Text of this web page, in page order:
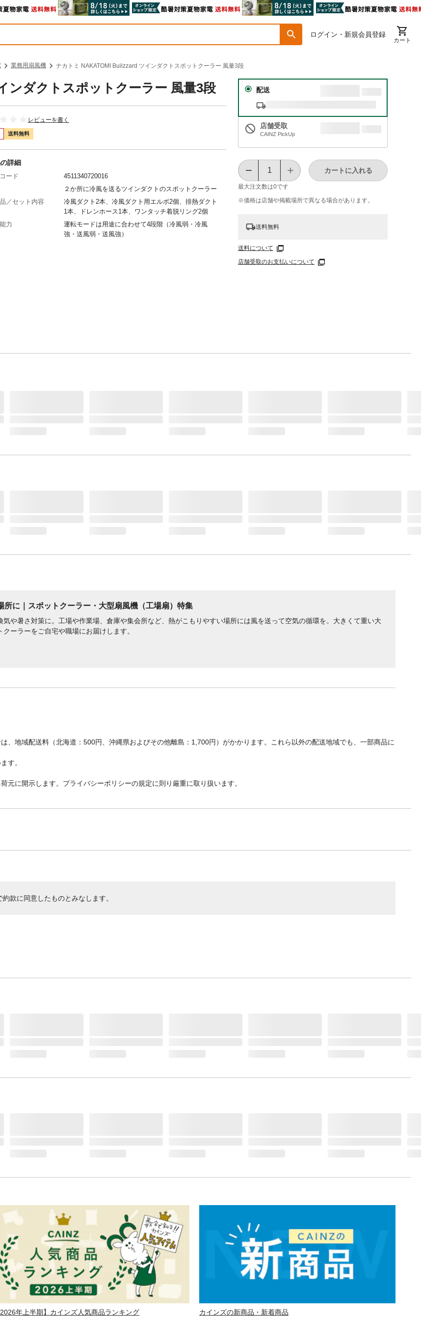
ログイン・新規会員登録
カート
業務用扇風機 ナカトミ NAKATOMI Builzzard ツインダクトスポットクーラー 風量3段
ンダクトスポットクーラー 風量3段
レビューを書く
送料無料
配送
店舗受取
CAINZ PickUp
最大注文数は0です
カートに入れる
※価格は​店舗や​掲載場所で​異なる​場合が​あります。
送料無料
送料について
店舗受取のお支払いについて
詳細
ード
4511340720016
２か所に冷風を送るツインダクトのスポットクーラー
／セット内容
冷風ダクト2本、冷風ダクト用エルボ2個、排熱ダクト
1本、ドレンホース1本、ワンタッチ着脱リング2個
力
運転モードは用途に合わせて4段階（冷風弱・冷風
強・送風弱・送風強）
所に​｜スポットクーラー・​大型扇風機（工場扇）​特集
気や暑さ対策に。工場や作業場、倉庫や集会所など、熱がこもりやすい場所には風を送って空気の循環を。大きくて重い大
ーラーをご自宅や職場にお届けします。
、地域配送料（北海道：500円、沖縄県およびその他離島：1,700円）がかかります。これら以外の配送地域でも、一部商品に
す。
に開示します。プライバシーポリシーの規定に則り厳重に取り扱います。
款に同意したものとみなします。
2026年上半期】カインズ人気商品ランキング カインズの新商品・新着商品